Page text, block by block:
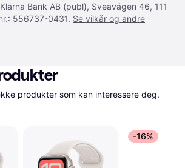
Bank AB (publ), Sveavägen 46, 111
556737-0431. Se vilkår og andre
-16%